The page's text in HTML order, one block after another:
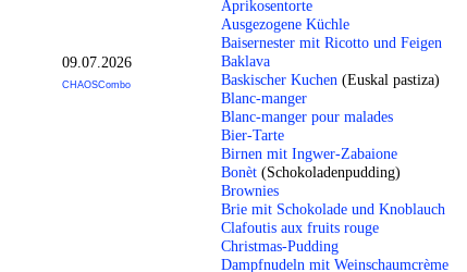
Aprikosentorte
Ausgezogene Küchle
Baisernester mit Ricotto und Feigen
Baklava
Baskischer Kuchen (Euskal pastiza)
Blanc-manger
Blanc-manger pour malades
Bier-Tarte
Birnen mit Ingwer-Zabaione
Bonèt (Schokoladenpudding)
Brownies
Brie mit Schokolade und Knoblauch
Clafoutis aux fruits rouge
Christmas-Pudding
Dampfnudeln mit Weinschaumcrème
09.07.2026
CHAOSCombo